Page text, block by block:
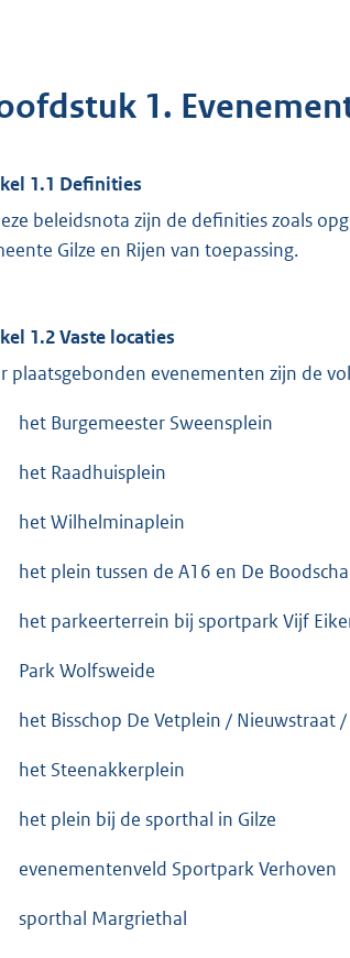
1.
1.1 Definities
beleidsnota zijn de definities zoals
Gilze en Rijen van toepassing.
1.2 Vaste locaties
plaatsgebonden evenementen zijn de
het Burgemeester Sweensplein
het Raadhuisplein
het Wilhelminaplein
het plein tussen de A16 en De
het parkeerterrein bij sportpark Vijf
Park Wolfsweide
het Bisschop De Vetplein / Nieuwstraat
het Steenakkerplein
het plein bij de sporthal in Gilze
evenementenveld Sportpark Verhoven
sporthal Margriethal